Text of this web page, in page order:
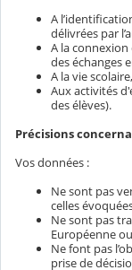
A
délivrées par
A la connexion
des échanges
A la vie scolaire,
Aux activités
des élèves).
Précisions
Vos données :
Ne sont pas
celles
Ne sont pas
Européenne
Ne font pas
prise de